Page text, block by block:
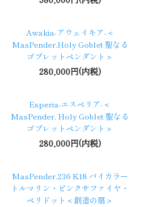
Awakia-アウェイキア-＜
MasPender.Holy Goblet 聖なる
ゴブレットペンダント＞
280,000円(内税)
Esperia-エスペリア-＜
MasPender. Holy Goblet 聖なる
ゴブレットペンダント＞
280,000円(内税)
MasPender.236 K18 バイカラー
トルマリン・ピンクサファイヤ・
ペリドット＜創造の扇＞